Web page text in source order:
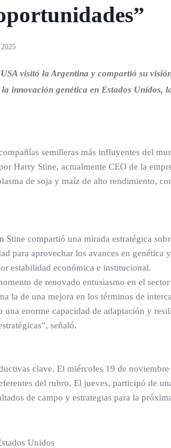
2025
visitó la Argentina y compartió su
innovación genética en Estados Unidos,
semilleras más influyentes del
Harry Stine, actualmente CEO de la
de soja y maíz de alto rendimiento,
compartió una mirada estratégica
para aprovechar los avances en genética
estabilidad económica e institucional.
de renovado entusiasmo en el
la de una mejora en los términos de
enorme capacidad de adaptación y
señaló.
clave. El miércoles 19 de
del rubro. El jueves, participó de
de campo y estrategias para la
Unidos